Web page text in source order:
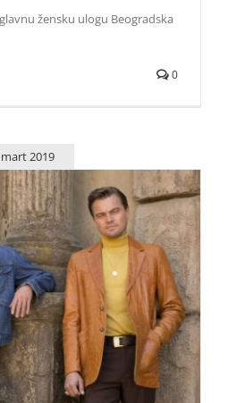
žensku ulogu Beogradska
0
mart 2019
u filmu “Bilo jednom…u
Holivudu“
zabava Zvezde